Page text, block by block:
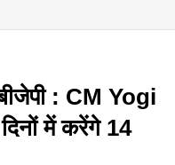
: CM Yogi
में करेंगे 14